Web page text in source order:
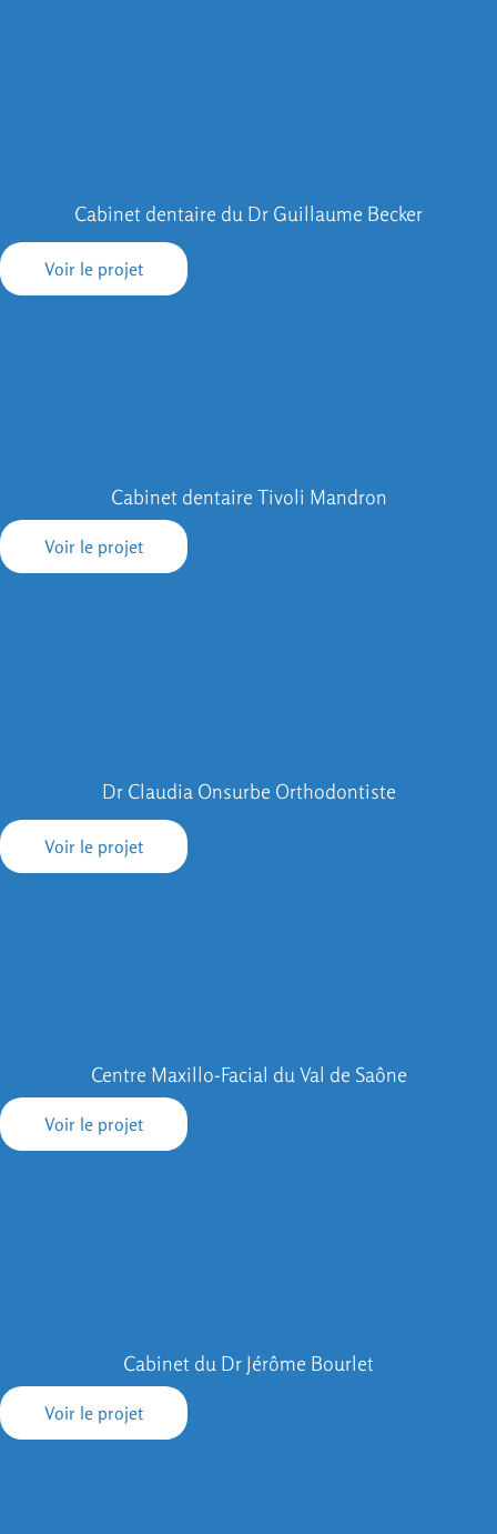
Cabinet dentaire du Dr Guillaume Becker
Voir le projet
Cabinet dentaire Tivoli Mandron
Voir le projet
Dr Claudia Onsurbe Orthodontiste
Voir le projet
Centre Maxillo-Facial du Val de Saône
Voir le projet
Cabinet du Dr Jérôme Bourlet
Voir le projet